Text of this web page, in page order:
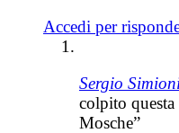
Accedi per
Sergio
colpito
Mosche”